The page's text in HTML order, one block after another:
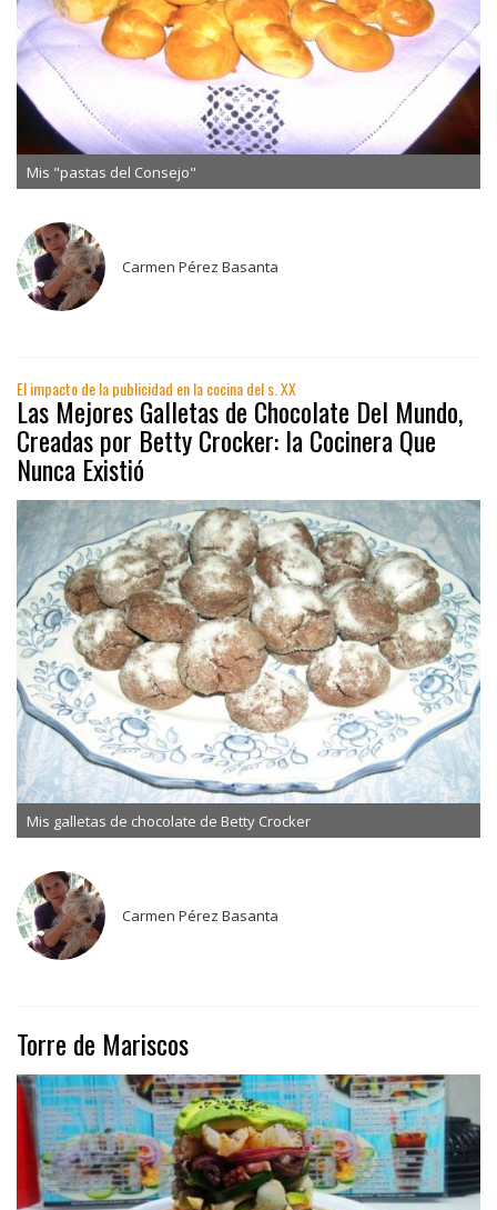
Mis "pastas del Consejo"
Carmen Pérez Basanta
El impacto de la publicidad en la cocina del s. XX
Las Mejores Galletas de Chocolate Del Mundo,
Creadas por Betty Crocker: la Cocinera Que
Nunca Existió
Mis galletas de chocolate de Betty Crocker
Carmen Pérez Basanta
Torre de Mariscos